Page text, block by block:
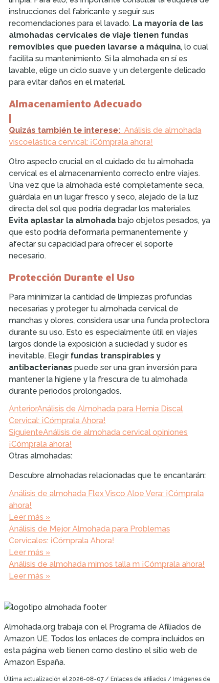
instrucciones del fabricante y seguir sus
recomendaciones para el lavado. La mayoría de las
almohadas cervicales de viaje tienen fundas
removibles que pueden lavarse a máquina, lo cual
facilita su mantenimiento. Si la almohada en sí es
lavable, elige un ciclo suave y un detergente delicado
para evitar daños en el material.
Almacenamiento Adecuado
Quizás también te interese: Análisis de almohada
viscoelástica cervical: ¡Cómprala ahora!
Otro aspecto crucial en el cuidado de tu almohada
cervical es el almacenamiento correcto entre viajes.
Una vez que la almohada esté completamente seca,
guárdala en un lugar fresco y seco, alejado de la luz
directa del sol que podría degradar los materiales.
Evita aplastar la almohada bajo objetos pesados, ya
que esto podría deformarla permanentemente y
afectar su capacidad para ofrecer el soporte
necesario.
Protección Durante el Uso
Para minimizar la cantidad de limpiezas profundas
necesarias y proteger tu almohada cervical de
manchas y olores, considera usar una funda protectora
durante su uso. Esto es especialmente útil en viajes
largos donde la exposición a suciedad y sudor es
inevitable. Elegir fundas transpirables y
antibacterianas puede ser una gran inversión para
mantener la higiene y la frescura de tu almohada
durante periodos prolongados.
AnteriorAnálisis de Almohada para Hernia Discal
Cervical: ¡Cómprala Ahora!
SiguienteAnálisis de almohada cervical opiniones
¡Cómprala ahora!
Otras almohadas:
Descubre almohadas relacionadas que te encantarán:
Análisis de almohada Flex Visco Aloe Vera: ¡Cómprala
ahora!
Leer más »
Análisis de Mejor Almohada para Problemas
Cervicales: ¡Cómprala Ahora!
Leer más »
Análisis de almohada mimos talla m ¡Cómprala ahora!
Leer más »
Almohada.org trabaja con el Programa de Afiliados de
Amazon UE. Todos los enlaces de compra incluidos en
esta página web tienen como destino el sitio web de
Amazon España.
Última actualización el 2026-08-07 / Enlaces de afiliados / Imágenes de